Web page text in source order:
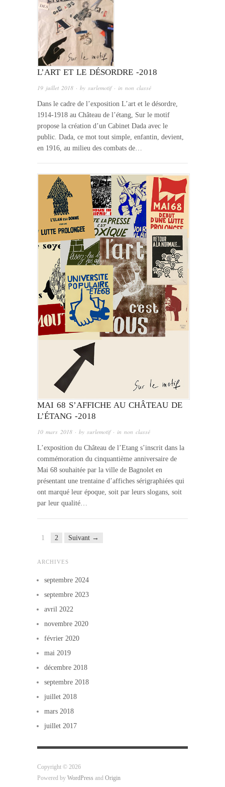
L’ART ET LE DÉSORDRE -2018
19 juillet 2018 · by surlemotif· in non classé
Dans le cadre de l’exposition L’art et le désordre,
1914-1918 au Château de l’étang, Sur le motif
propose la création d’un Cabinet Dada avec le
public. Dada, ce mot tout simple, enfantin, devient,
en 1916, au milieu des combats de…
MAI 68 S’AFFICHE AU CHÂTEAU DE
L’ÉTANG -2018
10 mars 2018 · by surlemotif· in non classé
L’exposition du Château de l’Etang s’inscrit dans la
commémoration du cinquantième anniversaire de
Mai 68 souhaitée par la ville de Bagnolet en
présentant une trentaine d’affiches sérigraphiées qui
ont marqué leur époque, soit par leurs slogans, soit
par leur qualité…
1 2 Suivant →
ARCHIVES
septembre 2024
septembre 2023
avril 2022
novembre 2020
février 2020
mai 2019
décembre 2018
septembre 2018
juillet 2018
mars 2018
juillet 2017
Copyright © 2026
Powered by WordPress and Origin